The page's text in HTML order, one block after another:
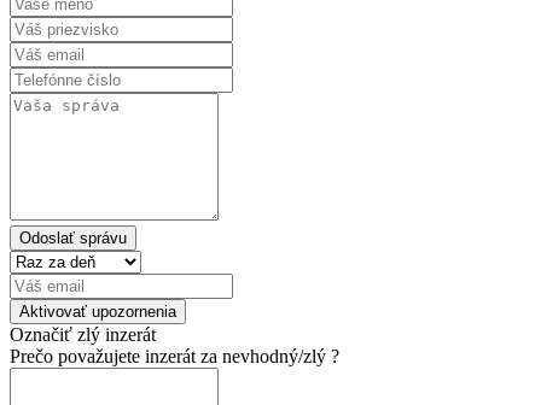
Označiť zlý inzerát
Prečo považujete inzerát za nevhodný/zlý ?